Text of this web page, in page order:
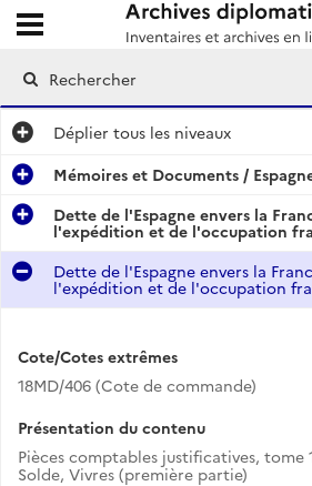
Archives diplomatiques
Ouvrir le menu déroulant
Déplier tous les niveaux
Mémoires et Documents /
Dette de l'Espagne envers la
l'expédition et de l'occupation
Dette de l'Espagne envers la
l'expédition et de l'occupation
Cote/Cotes extrêmes
18MD/406 (Cote de commande)
Présentation du contenu
Pièces comptables justificatives, tome
Solde, Vivres (première partie)